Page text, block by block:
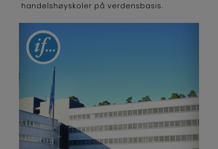
handelshøyskoler på verdensbasis.